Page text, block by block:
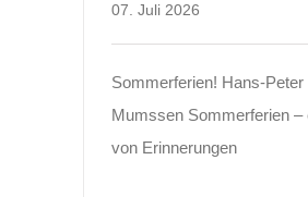
07. Juli 2026
Sommerferien! Hans-Peter
Mumssen Sommerferien –
von Erinnerungen